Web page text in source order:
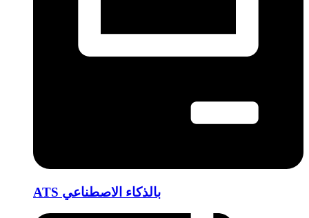
ATS بالذكاء الاصطناعي